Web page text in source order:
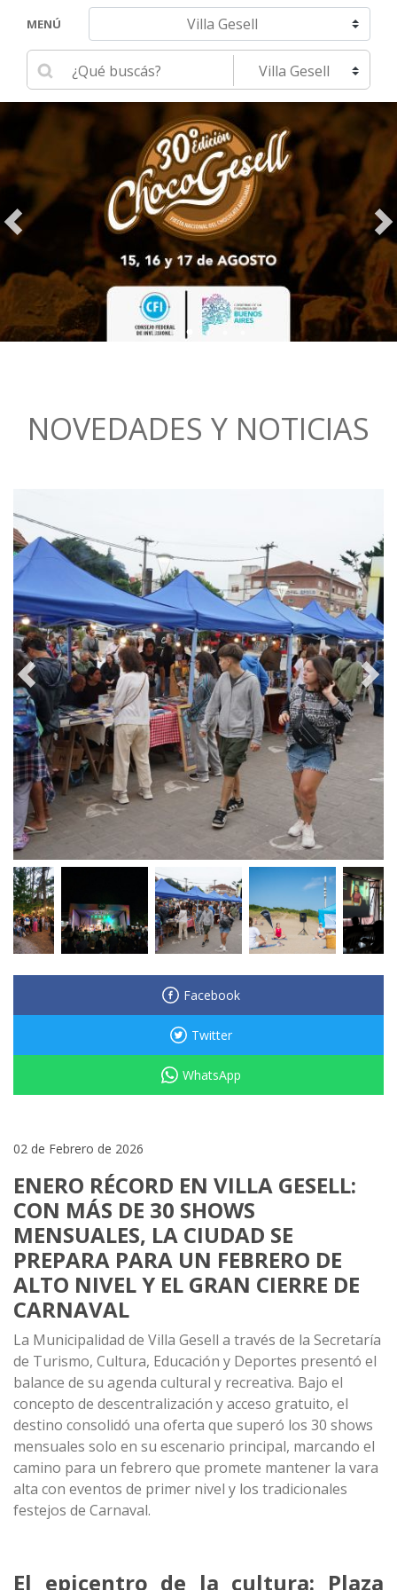
MENÚ Navegar hacia otra localidad
Ingrese su búsqueda Seleccione una localidad
NOVEDADES Y NOTICIAS
Facebook
Twitter
WhatsApp
02 de Febrero de 2026
ENERO RÉCORD EN VILLA GESELL:
CON MÁS DE 30 SHOWS
MENSUALES, LA CIUDAD SE
PREPARA PARA UN FEBRERO DE
ALTO NIVEL Y EL GRAN CIERRE DE
CARNAVAL
La Municipalidad de Villa Gesell a través de la Secretaría
de Turismo, Cultura, Educación y Deportes presentó el
balance de su agenda cultural y recreativa. Bajo el
concepto de descentralización y acceso gratuito, el
destino consolidó una oferta que superó los 30 shows
mensuales solo en su escenario principal, marcando el
camino para un febrero que promete mantener la vara
alta con eventos de primer nivel y los tradicionales
festejos de Carnaval.
El epicentro de la cultura: Plaza